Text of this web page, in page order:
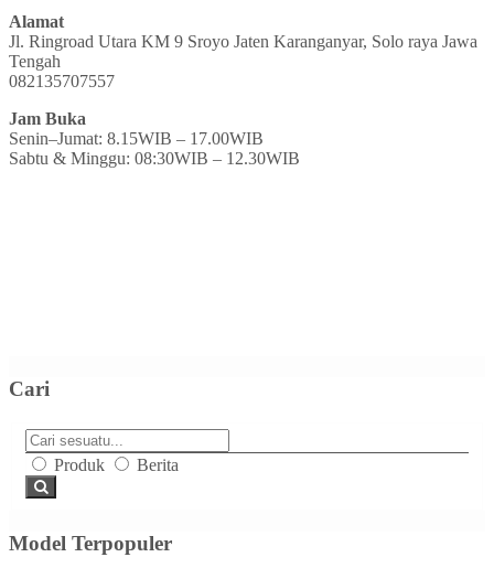
Alamat
Jl. Ringroad Utara KM 9 Sroyo Jaten Karanganyar, Solo raya Jawa
Tengah
082135707557
Jam Buka
Senin–Jumat: 8.15WIB – 17.00WIB
Sabtu & Minggu: 08:30WIB – 12.30WIB
Cari
Produk Berita
Model Terpopuler